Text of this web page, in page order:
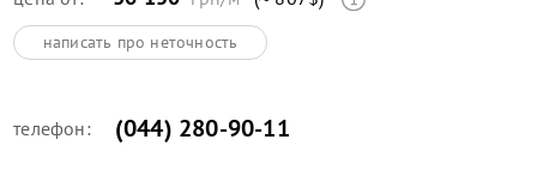
написать про неточность
телефон: (044) 280-90-11